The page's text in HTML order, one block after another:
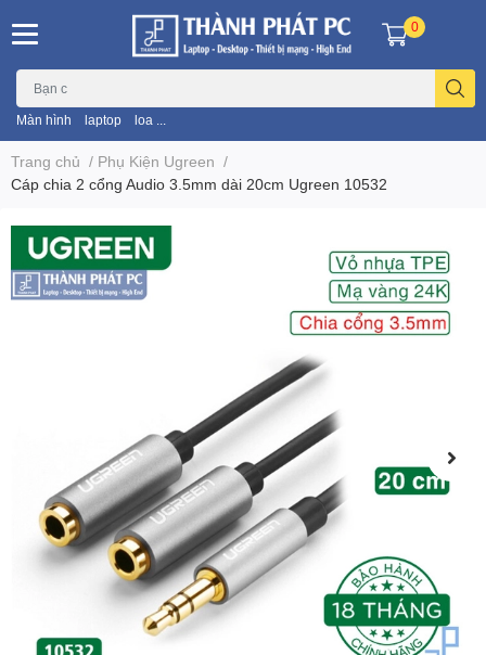
Màn hình laptop loa ...
0
Trang chủ / Phụ Kiện Ugreen /
Cáp chia 2 cổng Audio 3.5mm dài 20cm Ugreen 10532